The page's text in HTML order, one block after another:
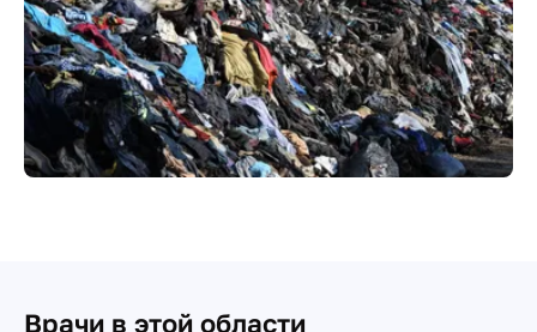
Врачи в этой области